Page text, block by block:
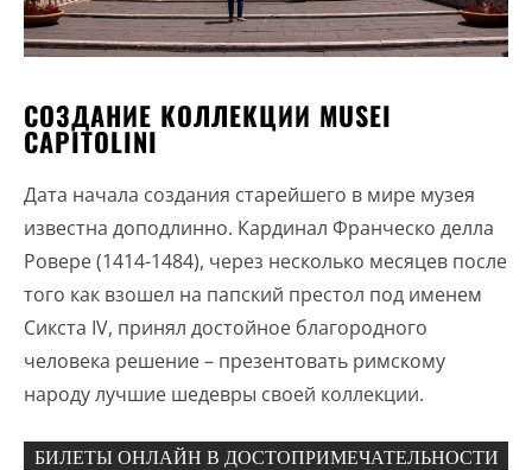
СОЗДАНИЕ КОЛЛЕКЦИИ MUSEI
CAPITOLINI
Дата начала создания старейшего в мире музея
известна доподлинно. Кардинал Франческо делла
Ровере (1414-1484), через несколько месяцев после
того как взошел на папский престол под именем
Сикста IV, принял достойное благородного
человека решение – презентовать римскому
народу лучшие шедевры своей коллекции.
БИЛЕТЫ ОНЛАЙН В ДОСТОПРИМЕЧАТЕЛЬНОСТИ